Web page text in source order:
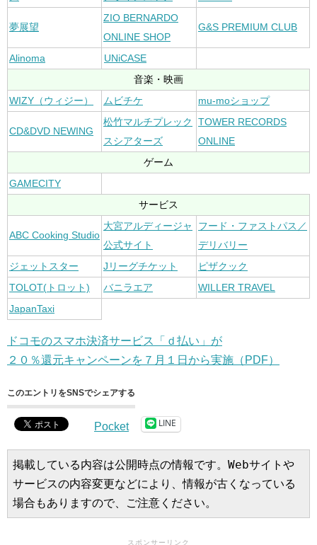
夢展望
ZIO BERNARDO
ONLINE SHOP
G&S PREMIUM CLUB
Alinoma
UNiCASE
音楽・映画
WIZY（ウィジー）
ムビチケ mu-moショップ
CD&DVD NEWING
松竹マルチプレック
スシアターズ
TOWER RECORDS
ONLINE
ゲーム
GAMECITY
サービス
ABC Cooking Studio
大宮アルディージャ
公式サイト
フード・ファストパス／
デリバリー
ジェットスター
Jリーグチケット
ピザクック
TOLOT(トロット)
バニラエア
WILLER TRAVEL
JapanTaxi
ドコモのスマホ決済サービス「ｄ払い」が
２０％還元キャンペーンを７月１日から実施（PDF）
このエントリをSNSでシェアする
Pocket LINE
掲載している内容は公開時点の情報です。Webサイトや
サービスの内容変更などにより、情報が古くなっている
場合もありますので、ご注意ください。
スポンサーリンク